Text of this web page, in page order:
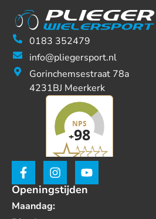
0183 352479
info@pliegersport.nl
Gorinchemsestraat 78a
4231BJ Meerkerk
Openingstijden
Maandag: